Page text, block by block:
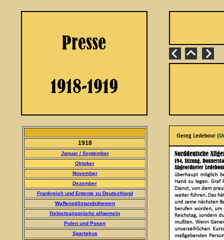
1918
Januar / September
Oktober
November
Dezember
Frankreich und Entente zu Deutschland
Waffenstillstandsthemen
Gebietsansprüche allgemein
Polen und Posen
Spartakus